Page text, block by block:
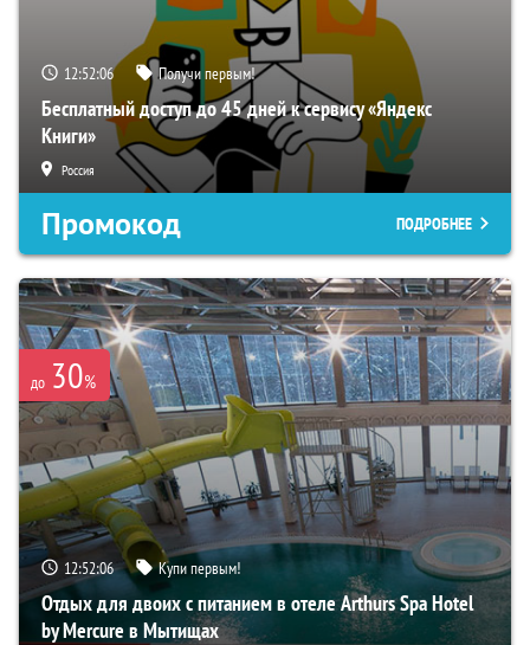
12:52:05 Получи первым!
Бесплатный доступ до 45 дней к сервису «Яндекс
Книги»
Россия
Промокод ПОДРОБНЕЕ
до 30%
12:52:05 Купи первым!
Отдых для двоих с питанием в отеле Arthurs Spa Hotel
by Mercure в Мытищах